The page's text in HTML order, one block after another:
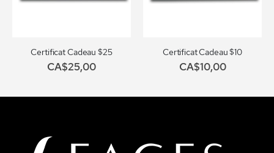
Certificat Cadeau $25
CA$25,00
Certificat Cadeau $10
CA$10,00